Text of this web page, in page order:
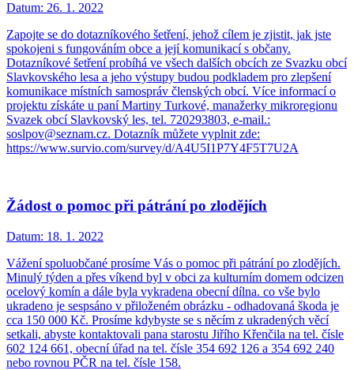
Datum: 26. 1. 2022
Zapojte se do dotazníkového šetření, jehož cílem je zjistit, jak jste
spokojeni s fungováním obce a její komunikací s občany.
Dotazníkové šetření probíhá ve všech dalších obcích ze Svazku obcí
Slavkovského lesa a jeho výstupy budou podkladem pro zlepšení
komunikace místních samospráv členských obcí. Více informací o
projektu získáte u paní Martiny Turkové, manažerky mikroregionu
Svazek obcí Slavkovský les, tel. 720293803, e-mail.:
soslpov@seznam.cz. Dotazník můžete vyplnit zde:
https://www.survio.com/survey/d/A4U5I1P7Y4F5T7U2A
Žádost o pomoc při pátrání po zlodějích
Datum: 18. 1. 2022
Vážení spoluobčané prosíme Vás o pomoc při pátrání po zlodějích.
Minulý týden a přes víkend byl v obci za kulturním domem odcizen
ocelový komín a dále byla vykradena obecní dílna. co vše bylo
ukradeno je sespsáno v přiloženém obrázku - odhadovaná škoda je
cca 150 000 Kč. Prosíme kdybyste se s něcím z ukradených věcí
setkali, abyste kontaktovali pana starostu Jiřího Křenčila na tel. čísle
602 124 661, obecní úřad na tel. čísle 354 692 126 a 354 692 240
nebo rovnou PČR na tel. čísle 158.